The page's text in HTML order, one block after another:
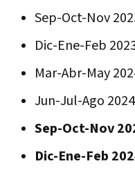
Sep-Oct-Nov
Dic-Ene-Feb
Mar-Abr-May
Jun-Jul-Ago
Sep-Oct-Nov
Dic-Ene-Feb